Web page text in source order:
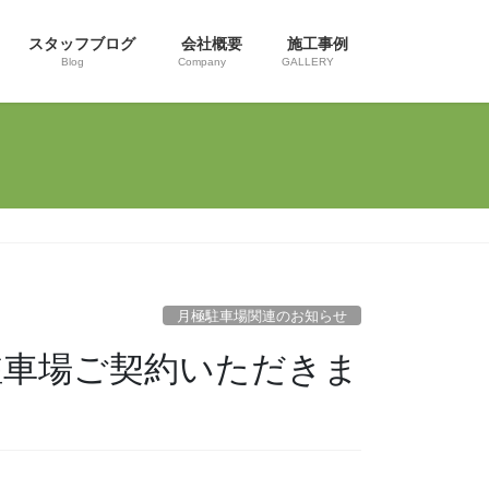
スタッフブログ
Blog
会社概要
Company
施工事例
GALLERY
月極駐車場関連のお知らせ
場ご契約いただきま